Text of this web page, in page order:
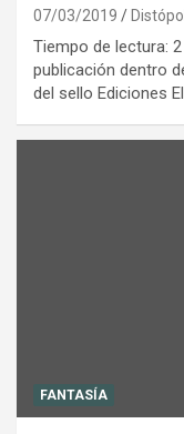
07/03/2019
Tiempo de lectura:
publicación dentro
del sello Ediciones
FANTASÍA